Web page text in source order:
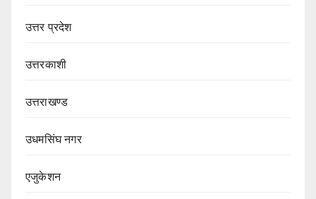
उत्तर प्रदेश
उत्तरकाशी
उत्तराखण्ड
उधमसिंघ नगर
एजुकेशन